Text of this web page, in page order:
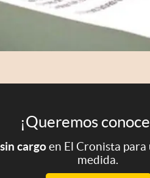
¡Queremos
cargoen El Cronista
medida.